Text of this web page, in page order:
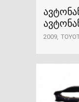
2009